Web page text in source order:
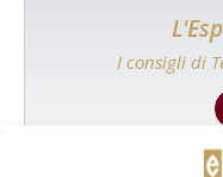
I consigli di